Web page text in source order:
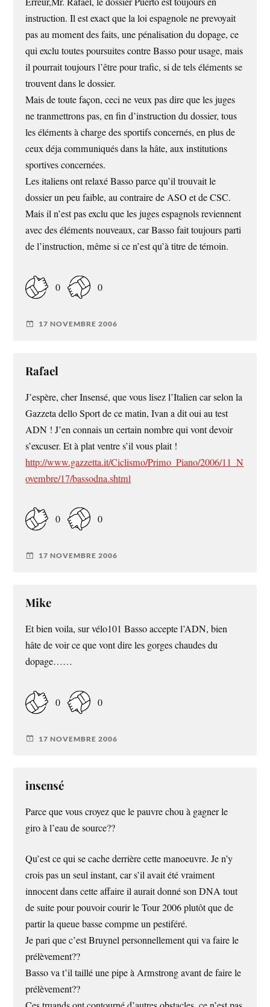
instruction. Il est exact que la loi espagnole ne prevoyait
pas au moment des faits, une pénalisation du dopage, ce
qui exclu toutes poursuites contre Basso pour usage, mais
il pourrait toujours l’être pour trafic, si de tels éléments se
trouvent dans le dossier.
Mais de toute façon, ceci ne veux pas dire que les juges
ne tranmettrons pas, en fin d’instruction du dossier, tous
les éléments à charge des sportifs concernés, en plus de
ceux déja communiqués dans la hâte, aux institutions
sportives concernées.
Les italiens ont relaxé Basso parce qu’il trouvait le
dossier un peu faible, au contraire de ASO et de CSC.
Mais il n’est pas exclu que les juges espagnols reviennent
avec des éléments nouveaux, car Basso fait toujours parti
de l’instruction, même si ce n’est qu’à titre de témoin.
0 0
17 NOVEMBRE 2006
Rafael
J’espère, cher Insensé, que vous lisez l’Italien car selon la
Gazzeta dello Sport de ce matin, Ivan a dit oui au test
ADN ! J’en connais un certain nombre qui vont devoir
s’excuser. Et à plat ventre s’il vous plait !
http://www.gazzetta.it/Ciclismo/Primo_Piano/2006/11_N
ovembre/17/bassodna.shtml
0 0
17 NOVEMBRE 2006
Mike
Et bien voila, sur vélo101 Basso accepte l’ADN, bien
hâte de voir ce que vont dire les gorges chaudes du
dopage……
0 0
17 NOVEMBRE 2006
insensé
Parce que vous croyez que le pauvre chou à gagner le
giro à l’eau de source??
Qu’est ce qui se cache derrière cette manoeuvre. Je n’y
crois pas un seul instant, car s’il avait été vraiment
innocent dans cette affaire il aurait donné son DNA tout
de suite pour pouvoir courir le Tour 2006 plutôt que de
partir la queue basse compme un pestiféré.
Je pari que c’est Bruynel personnellement qui va faire le
prélèvement??
Basso va t’il taillé une pipe à Armstrong avant de faire le
prélèvement??